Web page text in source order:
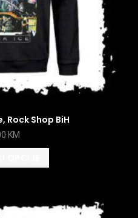
Rock Shop BiH
KM